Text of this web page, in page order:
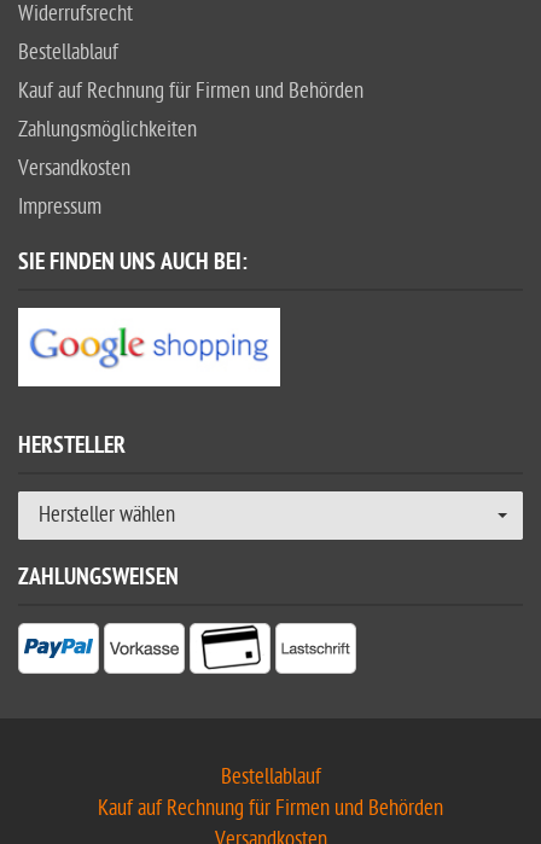
Widerrufsrecht
Bestellablauf
Kauf auf Rechnung für Firmen und Behörden
Zahlungsmöglichkeiten
Versandkosten
Impressum
SIE FINDEN UNS AUCH BEI:
HERSTELLER
Hersteller wählen
ZAHLUNGSWEISEN
Bestellablauf
Kauf auf Rechnung für Firmen und Behörden